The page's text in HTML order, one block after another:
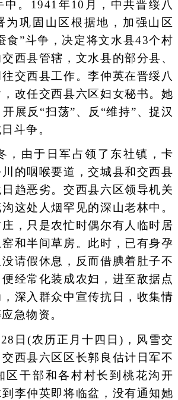
中。1941年10月，中共晋绥八
为巩固山区根据地，加强山区
食”斗争，决定将文水县43个村
西县管辖，文水县的部分县、
交西县工作。李仲英在晋绥八
改任交西县六区妇女秘书。她
展反“扫荡”、反“维持”、捉汉
斗争。
由于日军占领了东社镇，卡
的咽喉要道，交城县和交西县
趋恶劣。交西县六区领导机关
这处人烟罕见的深山老林中。
，只是农忙时偶尔有人临时居
和半间草房。此时，已有身孕
请假休息，反而借腆着肚子不
经常化装成农妇，进至敌据点
深入群众中宣传抗日，收集情
急物资。
(农历正月十四日)，风雪交
西县六区区长郭良估计日军不
区干部和各村村长到桃花沟开
李仲英即将临盆，没有通知她